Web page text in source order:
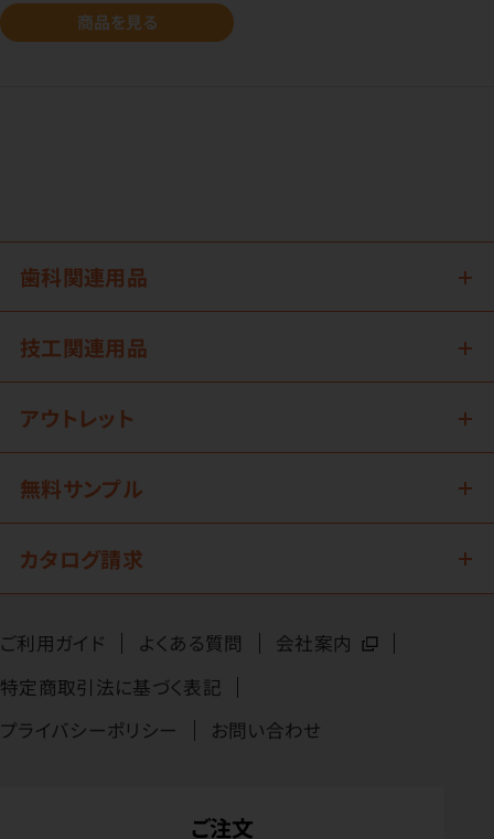
商品を見る
歯科関連用品
技工関連用品
アウトレット
無料サンプル
カタログ請求
ご利用ガイド よくある質問
会社案内
特定商取引法に基づく表記
プライバシーポリシー
お問い合わせ
ご注文